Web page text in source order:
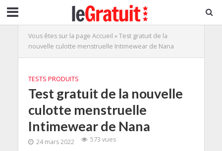
Vous êtes sur la page Accueil »Test gratuit de la
nouvelle culotte menstruelle Intimewear de Nana
TESTS PRODUITS
Test gratuit de la nouvelle
culotte menstruelle
Intimewear de Nana
24 mars 2022
573 vues